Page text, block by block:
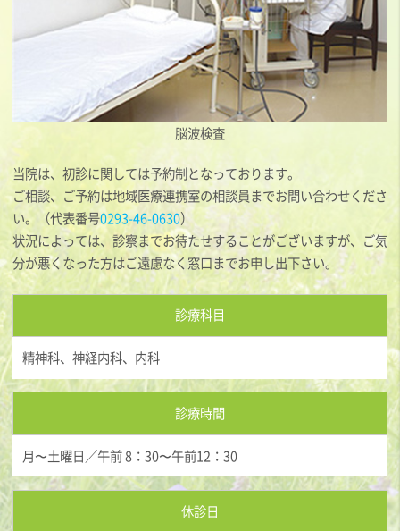
脳波検査
当院は、初診に関しては予約制となっております。
ご相談、ご予約は地域医療連携室の相談員までお問い合わせくださ
い。（代表番号0293-46-0630）
状況によっては、診察までお待たせすることがございますが、ご気
分が悪くなった方はご遠慮なく窓口までお申し出下さい。
診療科目
精神科、神経内科、内科
診療時間
月〜土曜日／午前 8：30〜午前12：30
休診日